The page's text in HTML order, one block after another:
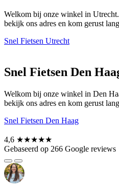
Welkom bij onze winkel in
bekijk ons adres en kom gerust
Snel Fietsen Utrecht
Snel Fietsen Den
Welkom bij onze winkel in Den
bekijk ons adres en kom gerust
Snel Fietsen Den Haag
4,6 ★★★★★
Gebaseerd op 266 Google reviews